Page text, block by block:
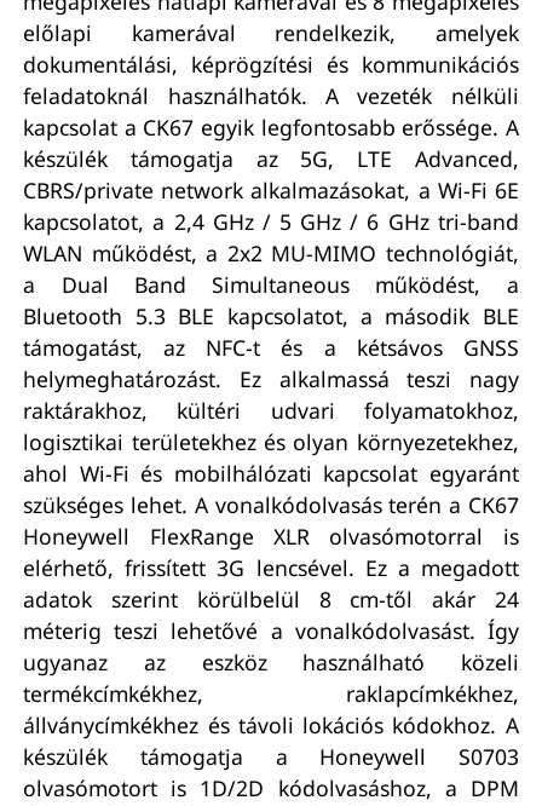
előlapi kamerával rendelkezik, amelyek
dokumentálási, képrögzítési és kommunikációs
feladatoknál használhatók. A vezeték nélküli
kapcsolat a CK67 egyik legfontosabb erőssége. A
készülék támogatja az 5G, LTE Advanced,
CBRS/private network alkalmazásokat, a Wi-Fi 6E
kapcsolatot, a 2,4 GHz / 5 GHz / 6 GHz tri-band
WLAN működést, a 2x2 MU-MIMO technológiát,
a Dual Band Simultaneous működést, a
Bluetooth 5.3 BLE kapcsolatot, a második BLE
támogatást, az NFC-t és a kétsávos GNSS
helymeghatározást. Ez alkalmassá teszi nagy
raktárakhoz, kültéri udvari folyamatokhoz,
logisztikai területekhez és olyan környezetekhez,
ahol Wi-Fi és mobilhálózati kapcsolat egyaránt
szükséges lehet. A vonalkódolvasás terén a CK67
Honeywell FlexRange XLR olvasómotorral is
elérhető, frissített 3G lencsével. Ez a megadott
adatok szerint körülbelül 8 cm-től akár 24
méterig teszi lehetővé a vonalkódolvasást. Így
ugyanaz az eszköz használható közeli
termékcímkékhez, raklapcímkékhez,
állványcímkékhez és távoli lokációs kódokhoz. A
készülék támogatja a Honeywell S0703
olvasómotort is 1D/2D kódolvasáshoz, a DPM